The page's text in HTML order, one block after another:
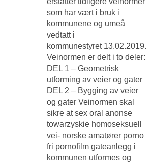
som har vært i bruk i
kommunene og umeå
vedtatt i
kommunestyret 13.02.2019.
Veinormen er delt i to deler:
DEL 1 – Geometrisk
utforming av veier og gater
DEL 2 – Bygging av veier
og gater Veinormen skal
sikre at sex oral anonse
towarzyskie homoseksuell
vei- norske amatører porno
fri pornofilm gateanlegg i
kommunen utformes og